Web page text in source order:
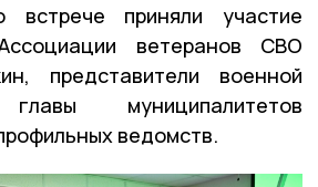
встрече приняли участие
ветеранов СВО
представители военной
главы муниципалитетов
ведомств.